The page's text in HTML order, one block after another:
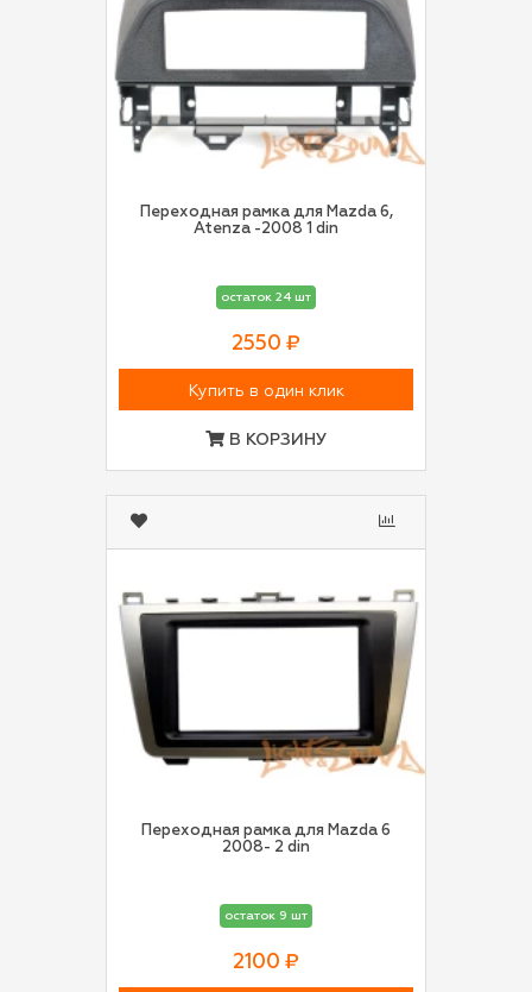
Переходная рамка для Mazda 6,
Atenza -2008 1 din
остаток 24 шт
2550 ₽
Купить в один клик
В КОРЗИНУ
Переходная рамка для Mazda 6
2008- 2 din
остаток 9 шт
2100 ₽